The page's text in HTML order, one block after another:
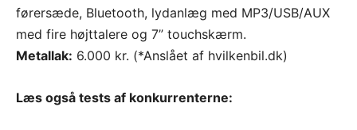
førersæde, Bluetooth, lydanlæg med MP3/USB/AUX
med fire højttalere og 7” touchskærm.
Metallak: 6.000 kr. (*Anslået af hvilkenbil.dk)
Læs også tests af konkurrenterne: